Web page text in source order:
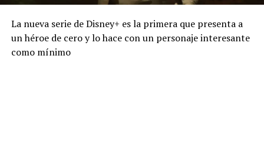
La nueva serie de Disney+ es la primera que presenta a
un héroe de cero y lo hace con un personaje interesante
como mínimo